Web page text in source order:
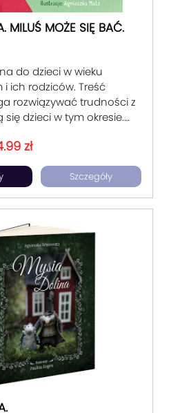
MILUŚ MOŻE SIĘ BAĆ.
do dzieci w wieku
i ich rodziców. Treść
rozwiązywać trudności z
się dzieci w tym okresie.
w którym bohaterowie po
się z daną sytuacją,
emocje, uzyskują
wspierających
do rozwoju
znajdowanie mocnych
radzenia sobie z
również kwestie
z marzeń i
rozwiązań, pracy
przyjaźni,
co się czuje,
innych oraz
relacji z
zł
Szczegóły